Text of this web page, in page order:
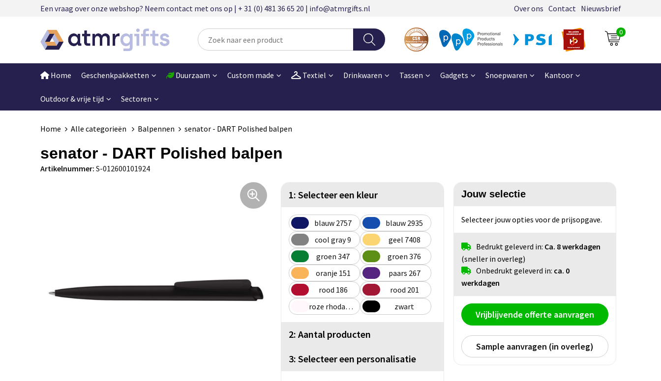
Een vraag over onze webshop? Neem contact met ons op | + 31 (0) 481 36 65 20 | info@atmrgifts.nl Over ons Contact Nieuwsbrief
0
Home Geschenkpakketten Duurzaam Custom made Textiel Drinkwaren Tassen Gadgets Snoepwaren Kantoor
Outdoor & vrije tijd Sectoren
Home Alle categorieën Balpennen senator - DART Polished balpen
senator - DART Polished balpen
Artikelnummer: S-012600101924
1: Selecteer een kleur
blauw 2757
blauw 2935
cool gray 9
geel 7408
groen 347
groen 376
oranje 151
paars 267
rood 186
rood 201
roze rhodamine rood
zwart
2: Aantal producten
3: Selecteer een personalisatie
Jouw selectie
Selecteer jouw opties voor de prijsopgave.
Bedrukt geleverd in: Ca. 8 werkdagen
(sneller in overleg)
Onbedrukt geleverd in: ca. 0
werkdagen
Vrijblijvende offerte aanvragen
Sample aanvragen (in overleg)